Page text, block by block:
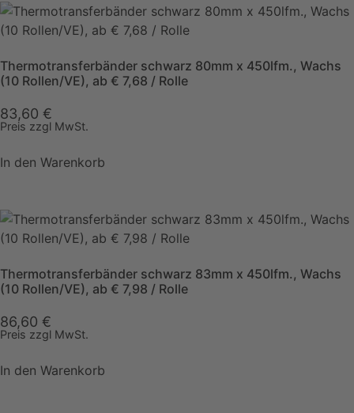
Thermotransferbänder schwarz 80mm x 450lfm., Wachs
(10 Rollen/VE), ab € 7,68 / Rolle
83,60 €
Preis zzgl MwSt.
In den Warenkorb
Thermotransferbänder schwarz 83mm x 450lfm., Wachs
(10 Rollen/VE), ab € 7,98 / Rolle
86,60 €
Preis zzgl MwSt.
In den Warenkorb